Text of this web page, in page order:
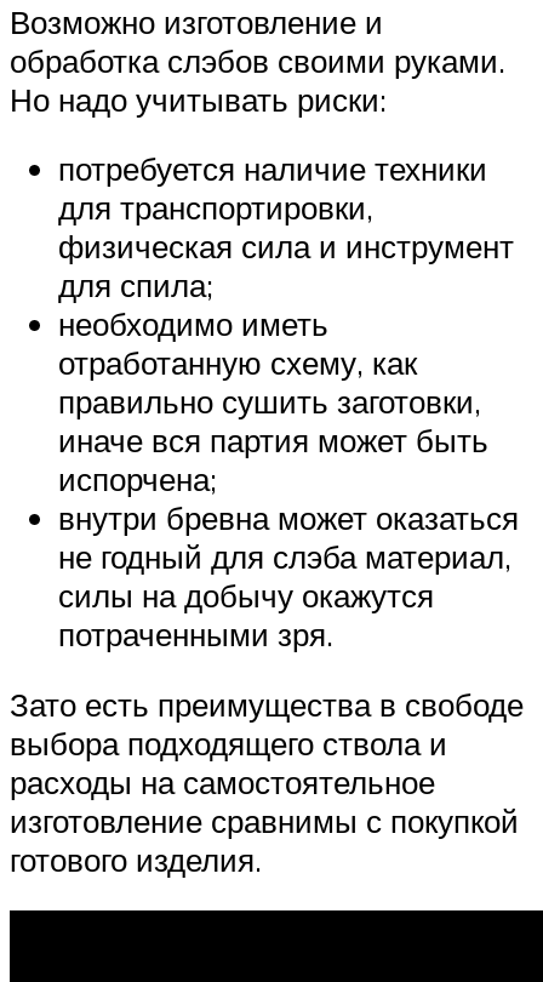
Возможно изготовление и
обработка слэбов своими руками.
Но надо учитывать риски:
потребуется наличие техники
для транспортировки,
физическая сила и инструмент
для спила;
необходимо иметь
отработанную схему, как
правильно сушить заготовки,
иначе вся партия может быть
испорчена;
внутри бревна может оказаться
не годный для слэба материал,
силы на добычу окажутся
потраченными зря.
Зато есть преимущества в свободе
выбора подходящего ствола и
расходы на самостоятельное
изготовление сравнимы с покупкой
готового изделия.